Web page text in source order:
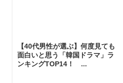
【40代男性が選ぶ】何度見ても
面白いと思う「韓国ドラマ」ラ
ンキングTOP14！ ...